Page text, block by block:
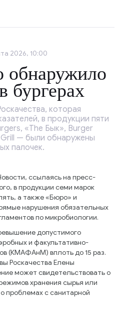
2026, 10:00
обнаружило
бургерах
которая
в продукции пяти
«The Бык», Burger
— были обнаружены
палочек.
ссылаясь на пресс-
в продукции семи марок
а также «Бюро» и
нарушения обязательных
по микробиологии.
допустимого
и факультативно-
(КМАФАнМ) вплоть до 15 раз.
Роскачества Елены
может свидетельствовать о
хранения сырья или
проблемах с санитарной